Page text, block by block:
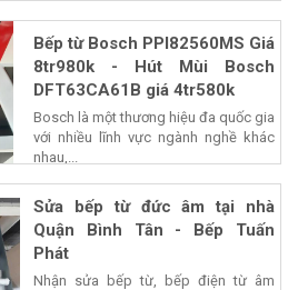
Bếp từ Bosch PPI82560MS Giá
8tr980k - Hút Mùi Bosch
DFT63CA61B giá 4tr580k
Bosch là một thương hiệu đa quốc gia
với nhiều lĩnh vực ngành nghề khác
nhau,...
Sửa bếp từ đức âm tại nhà
Quận Bình Tân - Bếp Tuấn
Phát
Nhận sửa bếp từ, bếp điện từ âm